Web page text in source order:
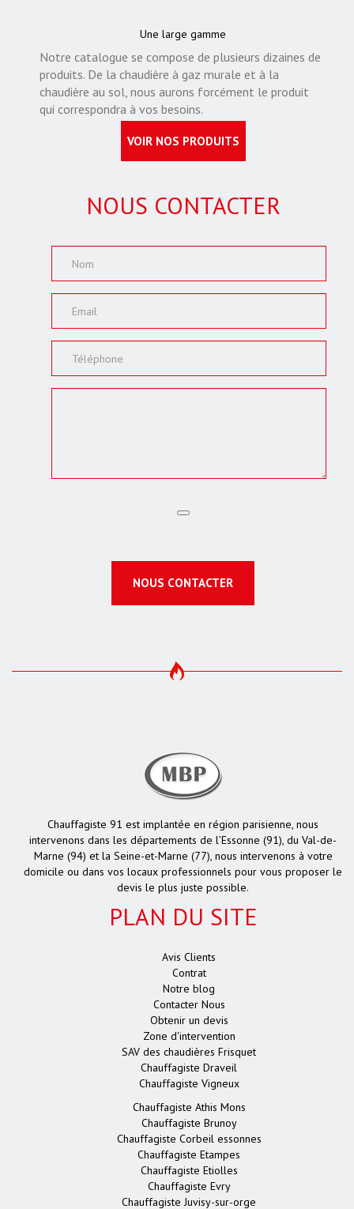
Une large gamme
Notre catalogue se compose de plusieurs dizaines de
produits. De la chaudière à gaz murale et à la
chaudière au sol, nous aurons forcément le produit
qui correspondra à vos besoins.
VOIR NOS PRODUITS
NOUS CONTACTER
NOUS CONTACTER
Chauffagiste 91 est implantée en région parisienne, nous
intervenons dans les départements de l’Essonne (91), du Val-de-
Marne (94) et la Seine-et-Marne (77), nous intervenons à votre
domicile ou dans vos locaux professionnels pour vous proposer le
devis le plus juste possible.
PLAN DU SITE
Avis Clients
Contrat
Notre blog
Contacter Nous
Obtenir un devis
Zone d'intervention
SAV des chaudières Frisquet
Chauffagiste Draveil
Chauffagiste Vigneux
Chauffagiste Athis Mons
Chauffagiste Brunoy
Chauffagiste Corbeil essonnes
Chauffagiste Etampes
Chauffagiste Etiolles
Chauffagiste Evry
Chauffagiste Juvisy-sur-orge